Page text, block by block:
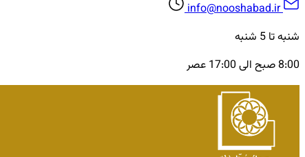
info@nooshabad.ir
شنبه تا 5 شنبه
8:00 صبح الی 17:00 عصر